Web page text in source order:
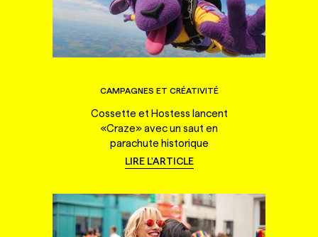
CAMPAGNES ET CRÉATIVITÉ
Cossette et Hostess lancent
«Craze» avec un saut en
parachute historique
LIRE L'ARTICLE